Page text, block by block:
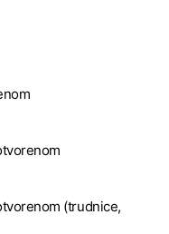
(trudnice,